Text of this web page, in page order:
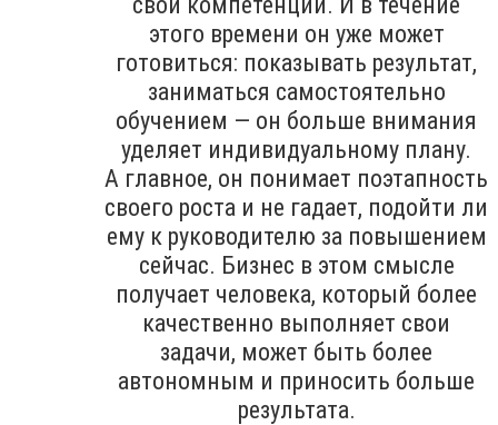
этого времени он уже может
готовиться: показывать результат,
заниматься самостоятельно
обучением — он больше внимания
уделяет индивидуальному плану.
А главное, он понимает поэтапность
своего роста и не гадает, подойти ли
ему к руководителю за повышением
сейчас. Бизнес в этом смысле
получает человека, который более
качественно выполняет свои
задачи, может быть более
автономным и приносить больше
результата.